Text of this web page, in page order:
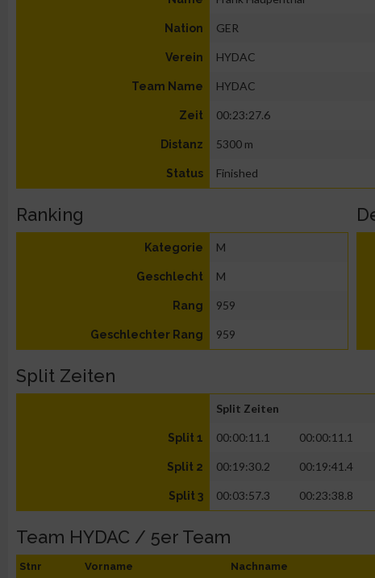
Nation GER
Verein HYDAC
Team Name HYDAC
Zeit 00:23:27.6
Distanz 5300 m
Status Finished
Ranking
Kategorie M
Geschlecht M
Rang 959
Geschlechter Rang 959
Split Zeiten
Split Zeiten
Split 1 00:00:11.1 00:00:11.1
Split 2 00:19:30.2 00:19:41.4
Split 3 00:03:57.3 00:23:38.8
Team HYDAC / 5er Team
Stnr Vorname Nachname